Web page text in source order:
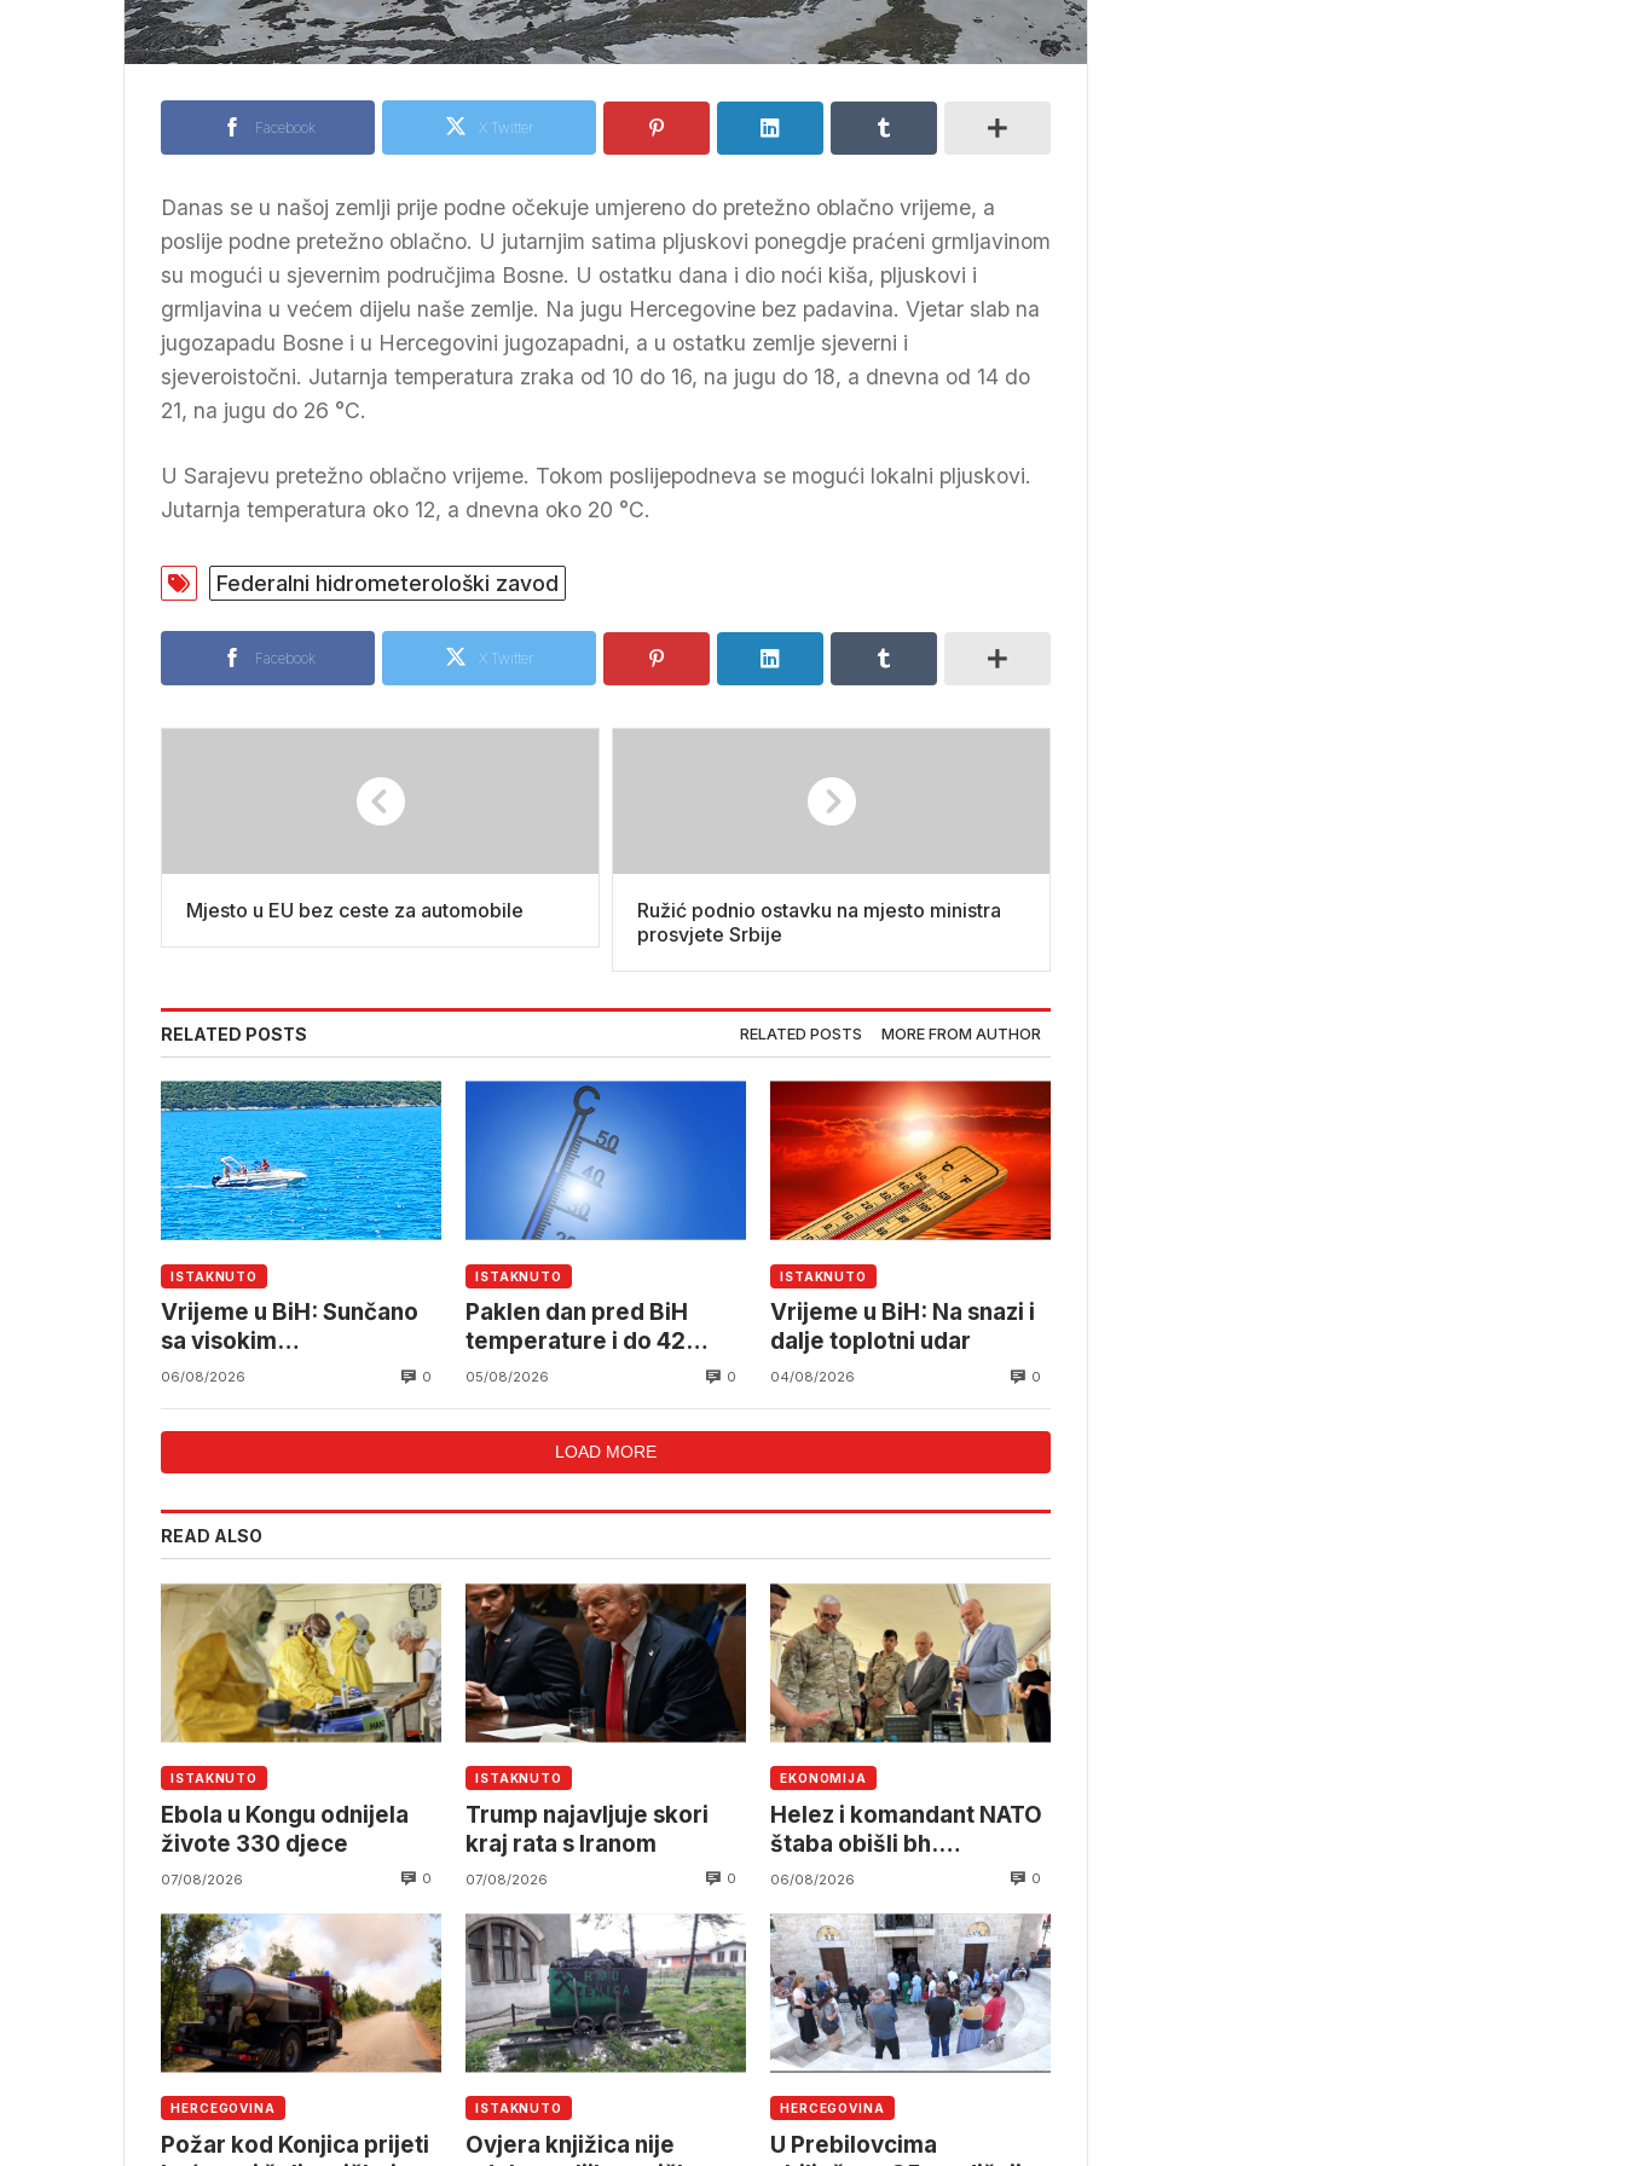
Facebook X Twitter
Danas se u našoj zemlji prije podne očekuje umjereno do pretežno oblačno vrijeme, a
poslije podne pretežno oblačno. U jutarnjim satima pljuskovi ponegdje praćeni grmljavinom
su mogući u sjevernim područjima Bosne. U ostatku dana i dio noći kiša, pljuskovi i
grmljavina u većem dijelu naše zemlje. Na jugu Hercegovine bez padavina. Vjetar slab na
jugozapadu Bosne i u Hercegovini jugozapadni, a u ostatku zemlje sjeverni i
sjeveroistočni. Jutarnja temperatura zraka od 10 do 16, na jugu do 18, a dnevna od 14 do
21, na jugu do 26 °C.
U Sarajevu pretežno oblačno vrijeme. Tokom poslijepodneva se mogući lokalni pljuskovi.
Jutarnja temperatura oko 12, a dnevna oko 20 °C.
Federalni hidrometerološki zavod
Facebook X Twitter
Mjesto u EU bez ceste za automobile
Ružić podnio ostavku na mjesto ministra
prosvjete Srbije
RELATED POSTS RELATED POSTS MORE FROM AUTHOR
ISTAKNUTO
Vrijeme u BiH: Sunčano
sa visokim
temperaturama
06/08/2026 0
ISTAKNUTO
Paklen dan pred BiH
temperature i do 42
stepena
05/08/2026 0
ISTAKNUTO
Vrijeme u BiH: Na snazi i
dalje toplotni udar
04/08/2026 0
LOAD MORE
READ ALSO
ISTAKNUTO
Ebola u Kongu odnijela
živote 330 djece
07/08/2026 0
ISTAKNUTO
Trump najavljuje skori
kraj rata s Iranom
07/08/2026 0
EKONOMIJA
Helez i komandant NATO
štaba obišli bh.
namjensku industriju
06/08/2026 0
HERCEGOVINA
Požar kod Konjica prijeti
ISTAKNUTO
Ovjera knjižica nije
HERCEGOVINA
U Prebilovcima